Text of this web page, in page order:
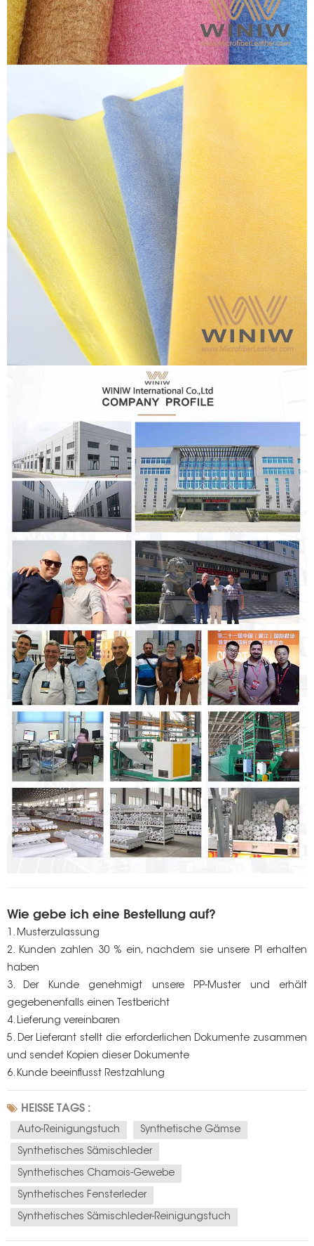
Wie gebe ich eine Bestellung auf?
1. Musterzulassung
2. Kunden zahlen 30 % ein, nachdem sie unsere PI erhalten
haben
3. Der Kunde genehmigt unsere PP-Muster und erhält
gegebenenfalls einen Testbericht
4. Lieferung vereinbaren
5. Der Lieferant stellt die erforderlichen Dokumente zusammen
und sendet Kopien dieser Dokumente
6. Kunde beeinflusst Restzahlung
HEISSE TAGS :
Auto-Reinigungstuch Synthetische Gämse
Synthetisches Sämischleder
Synthetisches Chamois-Gewebe
Synthetisches Fensterleder
Synthetisches Sämischleder-Reinigungstuch